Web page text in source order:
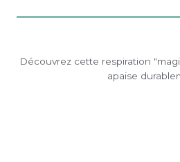
Découvrez cette respiration
apaise